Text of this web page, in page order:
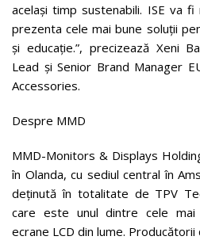
același timp sustenabili. ISE va
prezenta cele mai bune soluții
și educație.”, precizează Xeni
Lead și Senior Brand Manager
Accessories.
Despre MMD
MMD-Monitors & Displays
în Olanda, cu sediul central în
deținută în totalitate de TPV
care este unul dintre cele mai
ecrane LCD din lume.